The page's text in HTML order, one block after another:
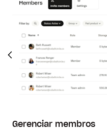
Gerenciar membros